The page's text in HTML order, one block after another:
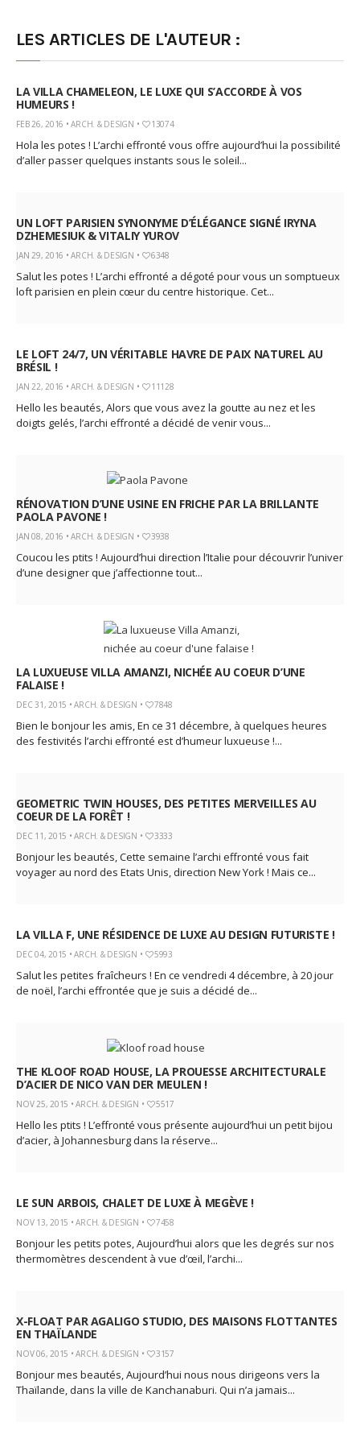
Mar 16, 2017 | Joyeux
God It’s Friday | Journée de
la Femme
Mar 06, 2017 |No Money
Kids s’offre un clip très
esthétique pour leur
d’une pipe !
LES ARTICLES DE L'AUTEUR :
LA VILLA CHAMELEON, LE LUXE QUI S’ACCORDE À VOS
HUMEURS !
FEB 26, 2016 •ARCH. & DESIGN • 13074
Hola les potes ! L’archi effronté vous offre aujourd’hui la possibilité
d’aller passer quelques instants sous le soleil...
UN LOFT PARISIEN SYNONYME D’ÉLÉGANCE SIGNÉ IRYNA
DZHEMESIUK & VITALIY YUROV
JAN 29, 2016 •ARCH. & DESIGN • 6348
Salut les potes ! L’archi effronté a dégoté pour vous un somptueux
loft parisien en plein cœur du centre historique. Cet...
LE LOFT 24/7, UN VÉRITABLE HAVRE DE PAIX NATUREL AU
BRÉSIL !
JAN 22, 2016 •ARCH. & DESIGN • 11128
Hello les beautés, Alors que vous avez la goutte au nez et les
doigts gelés, l’archi effronté a décidé de venir vous...
RÉNOVATION D’UNE USINE EN FRICHE PAR LA BRILLANTE
PAOLA PAVONE !
JAN 08, 2016 •ARCH. & DESIGN • 3938
Coucou les ptits ! Aujourd’hui direction l’Italie pour découvrir l’univers
d’une designer que j’affectionne tout...
LA LUXUEUSE VILLA AMANZI, NICHÉE AU COEUR D’UNE
FALAISE !
DEC 31, 2015 •ARCH. & DESIGN • 7848
Bien le bonjour les amis, En ce 31 décembre, à quelques heures
des festivités l’archi effronté est d’humeur luxueuse !...
GEOMETRIC TWIN HOUSES, DES PETITES MERVEILLES AU
COEUR DE LA FORÊT !
DEC 11, 2015 •ARCH. & DESIGN • 3333
Bonjour les beautés, Cette semaine l’archi effronté vous fait
voyager au nord des Etats Unis, direction New York ! Mais ce...
LA VILLA F, UNE RÉSIDENCE DE LUXE AU DESIGN FUTURISTE !
DEC 04, 2015 •ARCH. & DESIGN • 5993
Salut les petites fraîcheurs ! En ce vendredi 4 décembre, à 20 jour
de noël, l’archi effrontée que je suis a décidé de...
THE KLOOF ROAD HOUSE, LA PROUESSE ARCHITECTURALE
D’ACIER DE NICO VAN DER MEULEN !
NOV 25, 2015 •ARCH. & DESIGN • 5517
Hello les ptits ! L’effronté vous présente aujourd’hui un petit bijou
d’acier, à Johannesburg dans la réserve...
LE SUN ARBOIS, CHALET DE LUXE À MEGÈVE !
NOV 13, 2015 •ARCH. & DESIGN • 7458
Bonjour les petits potes, Aujourd’hui alors que les degrés sur nos
thermomètres descendent à vue d’œil, l’archi...
X-FLOAT PAR AGALIGO STUDIO, DES MAISONS FLOTTANTES
EN THAÏLANDE
NOV 06, 2015 •ARCH. & DESIGN • 3157
Bonjour mes beautés, Aujourd’hui nous nous dirigeons vers la
Thaïlande, dans la ville de Kanchanaburi. Qui n’a jamais...